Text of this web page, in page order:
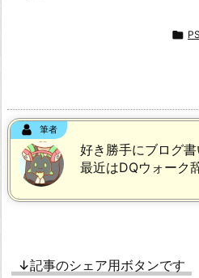

筆者
好き勝手にブログ書
最近はDQウォーク
↓記事のシェア用ボタンです